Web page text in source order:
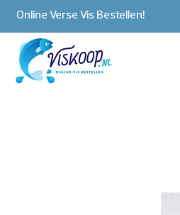
Online Verse Vis Bestellen!